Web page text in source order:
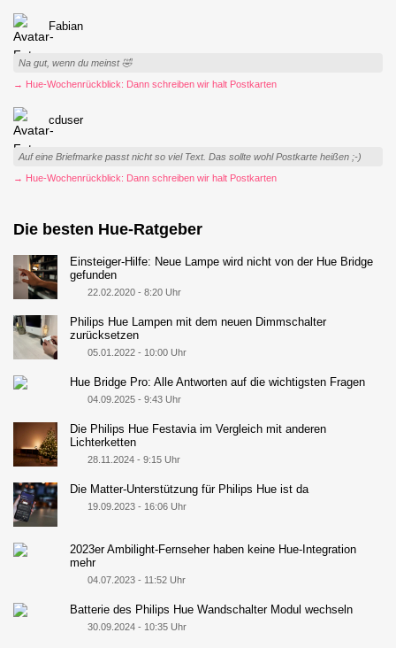
Fabian
Na gut, wenn du meinst 🤣
→ Hue-Wochenrückblick: Dann schreiben wir halt Postkarten
cduser
Auf eine Briefmarke passt nicht so viel Text. Das sollte wohl Postkarte heißen ;-)
→ Hue-Wochenrückblick: Dann schreiben wir halt Postkarten
Die besten Hue-Ratgeber
Einsteiger-Hilfe: Neue Lampe wird nicht von der Hue Bridge
gefunden
22.02.2020 - 8:20 Uhr
Philips Hue Lampen mit dem neuen Dimmschalter
zurücksetzen
05.01.2022 - 10:00 Uhr
Hue Bridge Pro: Alle Antworten auf die wichtigsten Fragen
04.09.2025 - 9:43 Uhr
Die Philips Hue Festavia im Vergleich mit anderen
Lichterketten
28.11.2024 - 9:15 Uhr
Die Matter-Unterstützung für Philips Hue ist da
19.09.2023 - 16:06 Uhr
2023er Ambilight-Fernseher haben keine Hue-Integration
mehr
04.07.2023 - 11:52 Uhr
Batterie des Philips Hue Wandschalter Modul wechseln
30.09.2024 - 10:35 Uhr